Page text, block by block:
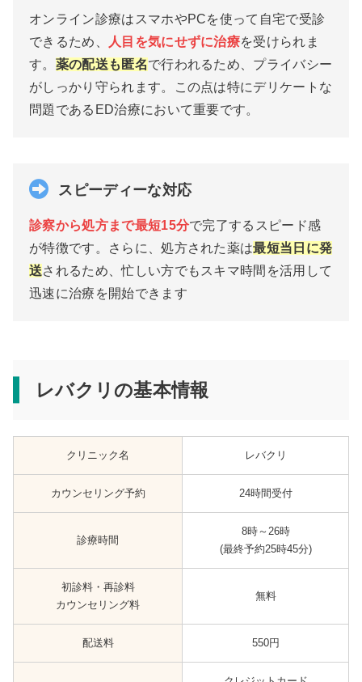
オンライン診療はスマホやPCを使って自宅で受診
できるため、
人目を気にせずに治療を受けられま
す。 薬の配送も匿名で行われるため、プライバシー
がしっかり守られます。この点は特にデリケートな
問題であるED治療において重要です。
スピーディーな対応
診察から処方まで最短15分で完了するスピード感
が特徴です。さらに、処方された薬は最短当日に発
送されるため、忙しい方でもスキマ時間を活用して
迅速に治療を開始できます
レバクリの基本情報
クリニック名 レバクリ
カウンセリング予約 24時間受付
診療時間
8時～26時
(最終予約25時45分)
初診料・再診料
カウンセリング料
無料
配送料 550円